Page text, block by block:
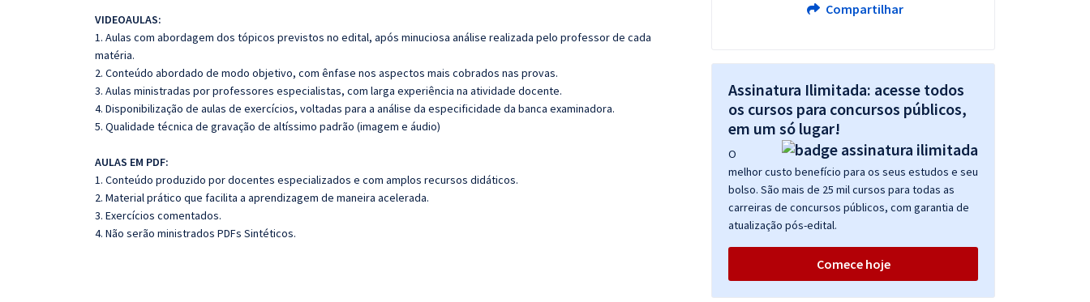
VIDEOAULAS:
1. Aulas com abordagem dos tópicos previstos no edital, após minuciosa análise realizada pelo professor de cada
matéria.
2. Conteúdo abordado de modo objetivo, com ênfase nos aspectos mais cobrados nas provas.
3. Aulas ministradas por professores especialistas, com larga experiência na atividade docente.
4. Disponibilização de aulas de exercícios, voltadas para a análise da especificidade da banca examinadora.
5. Qualidade técnica de gravação de altíssimo padrão (imagem e áudio)
AULAS EM PDF:
1. Conteúdo produzido por docentes especializados e com amplos recursos didáticos.
2. Material prático que facilita a aprendizagem de maneira acelerada.
3. Exercícios comentados.
4. Não serão ministrados PDFs Sintéticos.
Compartilhar
Assinatura Ilimitada: acesse todos
os cursos para concursos públicos,
em um só lugar!
O
melhor custo benefício para os seus estudos e seu
bolso. São mais de 25 mil cursos para todas as
carreiras de concursos públicos, com garantia de
atualização pós-edital.
Comece hoje